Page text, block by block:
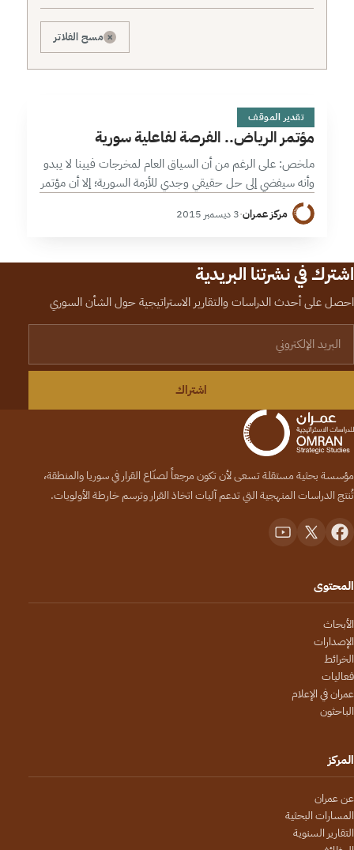
× مسح الفلاتر
م
10 دقائق
تقدير الموقف
مؤتمر الرياض.. الفرصة لفاعلية سورية
ملخص: على الرغم من أن السياق العام لمخرجات فيينا لا يبدو
وأنه سيفضي إلى حل حقيقي وجدي للأزمة السورية؛ إلا أن مؤتمر
الرياض يمثل حاجة ضرورية وملحة للخروج برؤية واضحة…
مركز عمران·3 ديسمبر 2015
اشترك في نشرتنا البريدية
احصل على أحدث الدراسات والتقارير الاستراتيجية حول الشأن السوري
اشتراك
مؤسسة بحثية مستقلة تسعى لأن تكون مرجعاً لصنّاع القرار في سوريا والمنطقة،
تُنتج الدراسات المنهجية التي تدعم آليات اتخاذ القرار وترسم خارطة الأولويات.
المحتوى
الأبحاث
الإصدارات
الخرائط
فعاليات
عمران في الإعلام
الباحثون
المركز
عن عمران
المسارات البحثية
التقارير السنوية